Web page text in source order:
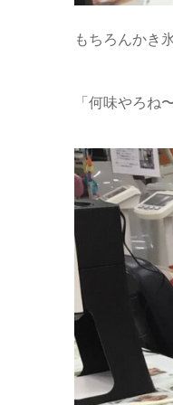
もちろんかき
「何味やろね